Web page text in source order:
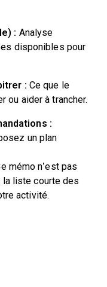
: Analyse
disponibles pour
: Ce que le
ou aider à trancher.
:
un plan
mémo n’est pas
la liste courte des
activité.